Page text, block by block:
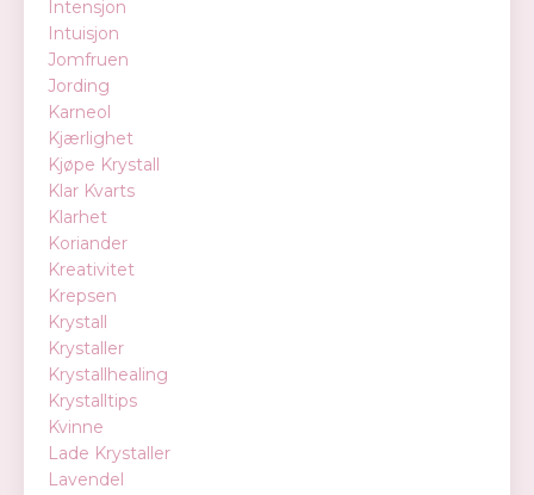
Intensjon
Intuisjon
Jomfruen
Jording
Karneol
Kjærlighet
Kjøpe Krystall
Klar Kvarts
Klarhet
Koriander
Kreativitet
Krepsen
Krystall
Krystaller
Krystallhealing
Krystalltips
Kvinne
Lade Krystaller
Lavendel